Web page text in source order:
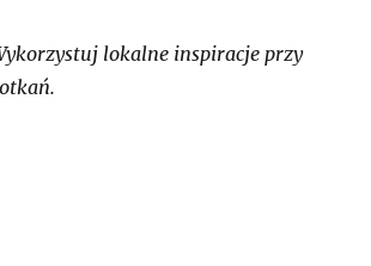
lokalne inspiracje przy